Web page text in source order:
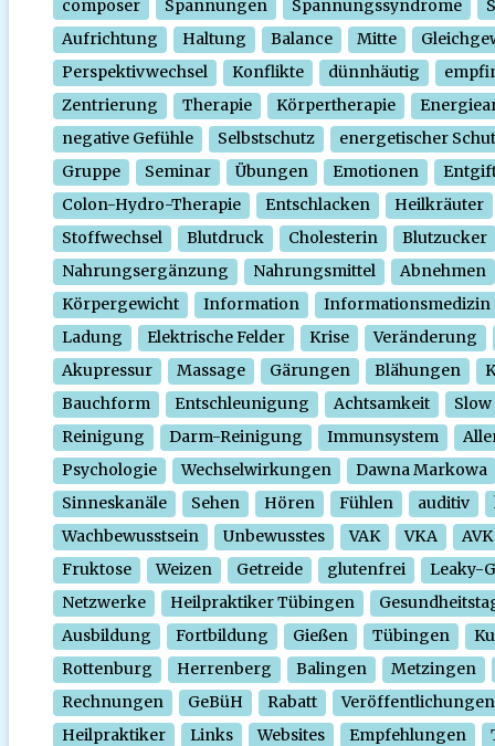
composer Spannungen Spannungssyndrome
Aufrichtung
Haltung Balance Mitte
Perspektivwechsel
Konflikte dünnhäutig
Zentrierung
Therapie Körpertherapie
negative Gefühle
Selbstschutz
energetischer
Gruppe
Seminar Übungen Emotionen
Colon-Hydro-Therapie
Entschlacken
Heilkräuter
Stoffwechsel
Blutdruck Cholesterin
Blutzucker
Nahrungsergänzung
Nahrungsmittel
Abnehmen
Körpergewicht
Information
Informationsmedizin
Ladung
Elektrische Felder Krise
Veränderung
Akupressur
Massage Gärungen Blähungen
Bauchform
Entschleunigung Achtsamkeit
Slow
Reinigung
Darm-Reinigung Immunsystem
Psychologie
Wechselwirkungen
Dawna Markowa
Sinneskanäle
Sehen Hören Fühlen auditiv
Wachbewusstsein
Unbewusstes VAK VKA
AVK
Fruktose
Weizen Getreide glutenfrei
Leaky-
Netzwerke
Heilpraktiker Tübingen
Ausbildung
Fortbildung Gießen Tübingen
Rottenburg
Herrenberg Balingen
Metzingen
Rechnungen
GeBüH Rabatt
Veröffentlichungen
Heilpraktiker
Links Websites Empfehlungen